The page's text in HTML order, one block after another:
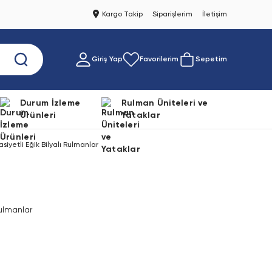
Kargo Takip Siparişlerim İletişim
Giriş Yap Favorilerim Sepetim
Durum İzleme
Ürünleri
Rulman Üniteleri ve
Yataklar
Eğik Bilyalı Rulmanlar